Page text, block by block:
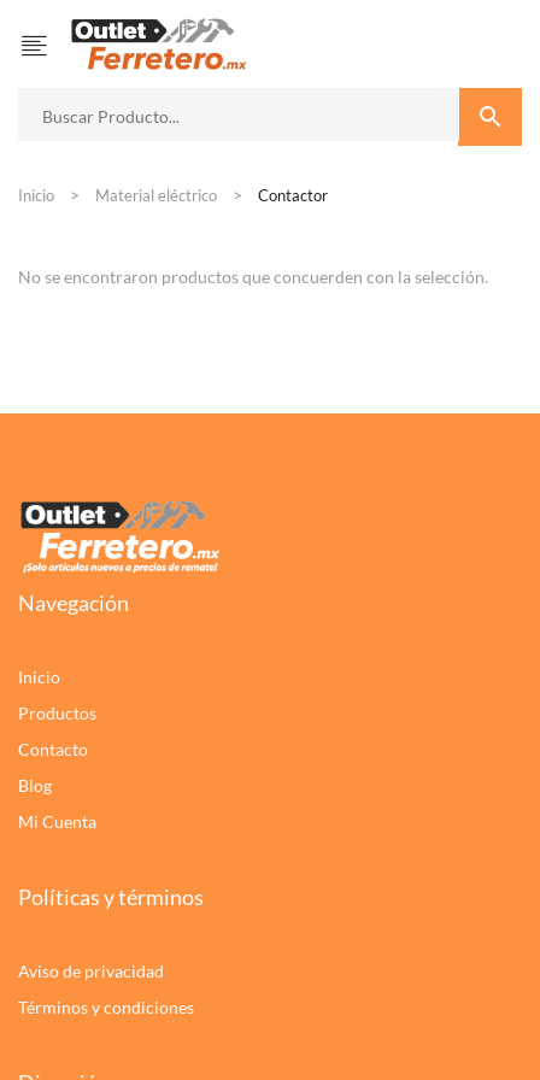
Inicio Material eléctrico Contactor
No se encontraron productos que concuerden con la selección.
Navegación
Inicio
Productos
Contacto
Blog
Mi Cuenta
Políticas y términos
Aviso de privacidad
Términos y condiciones